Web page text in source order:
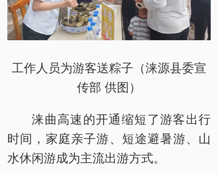
工作人员为游客送粽子（涞源县委宣
传部 供图）
涞曲高速的开通缩短了游客出行
时间，家庭亲子游、短途避暑游、山
水休闲游成为主流出游方式。